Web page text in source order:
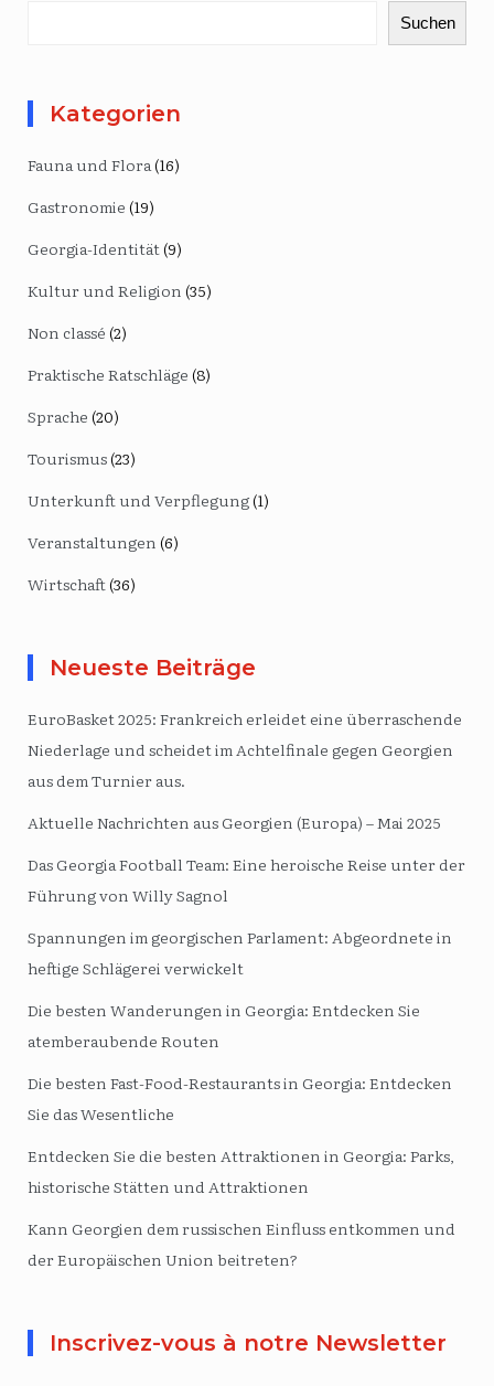
Suchen
Kategorien
Fauna und Flora(16)
Gastronomie (19)
Georgia-Identität(9)
Kultur und Religion (35)
Non classé (2)
Praktische Ratschläge (8)
Sprache (20)
Tourismus(23)
Unterkunft und Verpflegung(1)
Veranstaltungen (6)
Wirtschaft(36)
Neueste Beiträge
EuroBasket 2025: Frankreich erleidet eine überraschende
Niederlage und scheidet im Achtelfinale gegen Georgien
aus dem Turnier aus.
Aktuelle Nachrichten aus Georgien (Europa) – Mai 2025
Das Georgia Football Team: Eine heroische Reise unter der
Führung von Willy Sagnol
Spannungen im georgischen Parlament: Abgeordnete in
heftige Schlägerei verwickelt
Die besten Wanderungen in Georgia: Entdecken Sie
atemberaubende Routen
Die besten Fast-Food-Restaurants in Georgia: Entdecken
Sie das Wesentliche
Entdecken Sie die besten Attraktionen in Georgia: Parks,
historische Stätten und Attraktionen
Kann Georgien dem russischen Einfluss entkommen und
der Europäischen Union beitreten?
Inscrivez-vous à notre Newsletter